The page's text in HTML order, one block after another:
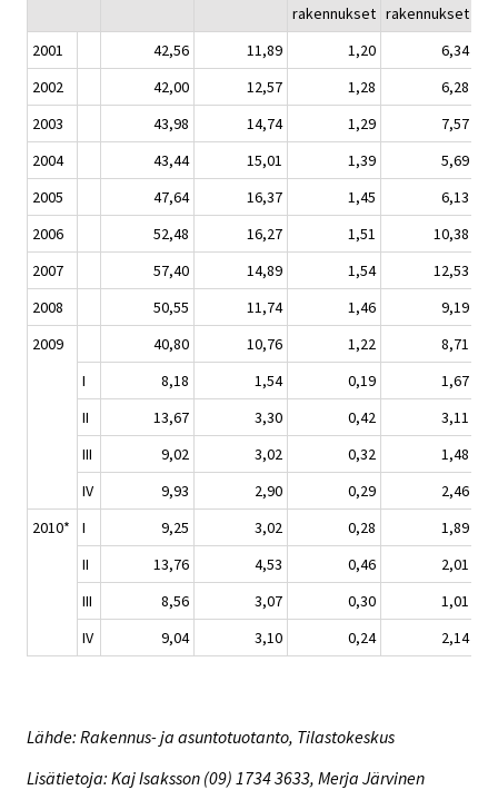
rakennukset rakennukset
2001
42,56 11,89 1,20
6,34
2002
42,00 12,57 1,28
6,28
2003
43,98 14,74 1,29
7,57
2004
43,44 15,01 1,39
5,69
2005
47,64 16,37 1,45
6,13
2006
52,48 16,27 1,51
10,38
2007
57,40 14,89 1,54
12,53
2008
50,55 11,74 1,46
9,19
2009
40,80 10,76 1,22
8,71
I
8,18 1,54 0,19
1,67
II
13,67 3,30 0,42
3,11
III
9,02 3,02 0,32
1,48
IV
9,93 2,90 0,29
2,46
2010*
I 9,25 3,02 0,28
1,89
II
13,76 4,53 0,46
2,01
III
8,56 3,07 0,30
1,01
IV
9,04 3,10 0,24 2,14
Lähde: Rakennus- ja asuntotuotanto, Tilastokeskus
Lisätietoja: Kaj Isaksson (09) 1734 3633, Merja Järvinen